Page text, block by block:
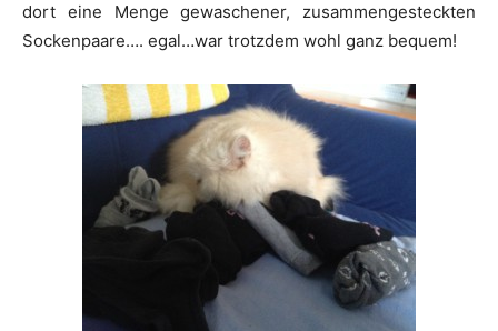
dort eine Menge gewaschener, zusammengesteckten
Sockenpaare…. egal…war trotzdem wohl ganz bequem!